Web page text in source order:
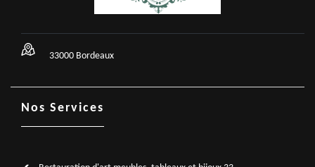
33000 Bordeaux
Nos Services